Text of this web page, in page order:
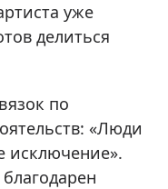
уже
делиться
по
«Люди
исключение».